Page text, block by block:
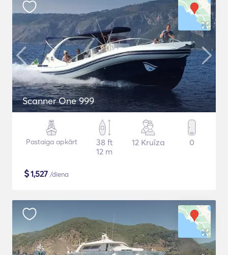
Scanner One 999
Pastaiga apkārt
38 ft
12 m
12 Kruīza 0
$1,527 /diena